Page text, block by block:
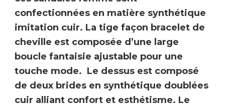
confectionnées en matière synthétique
imitation cuir. La tige façon bracelet de
cheville est composée d’une large
boucle fantaisie ajustable pour une
touche mode. Le dessus est composé
de deux brides en synthétique doublées
cuir alliant confort et esthétisme. Le